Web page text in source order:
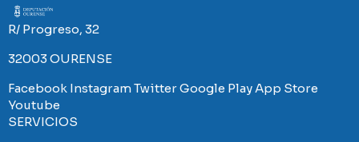
Imaxe
R/ Progreso, 32
32003 OURENSE
Facebook InstagramTwitterGoogle Play App Store
Youtube
SERVICIOS